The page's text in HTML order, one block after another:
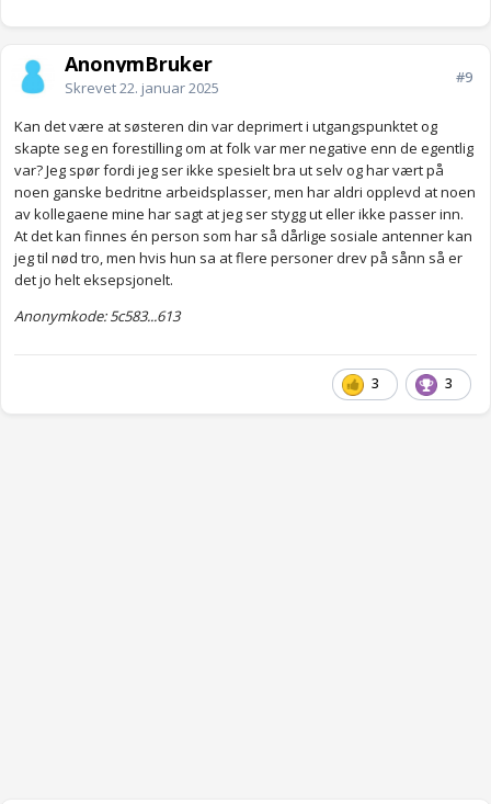
AnonymBruker
Skrevet22. januar 2025
#9
Kan det være at søsteren din var deprimert i utgangspunktet og
skapte seg en forestilling om at folk var mer negative enn de egentlig
var? Jeg spør fordi jeg ser ikke spesielt bra ut selv og har vært på
noen ganske bedritne arbeidsplasser, men har aldri opplevd at noen
av kollegaene mine har sagt at jeg ser stygg ut eller ikke passer inn.
At det kan finnes én person som har så dårlige sosiale antenner kan
jeg til nød tro, men hvis hun sa at flere personer drev på sånn så er
det jo helt eksepsjonelt.
Anonymkode: 5c583...613
3 3